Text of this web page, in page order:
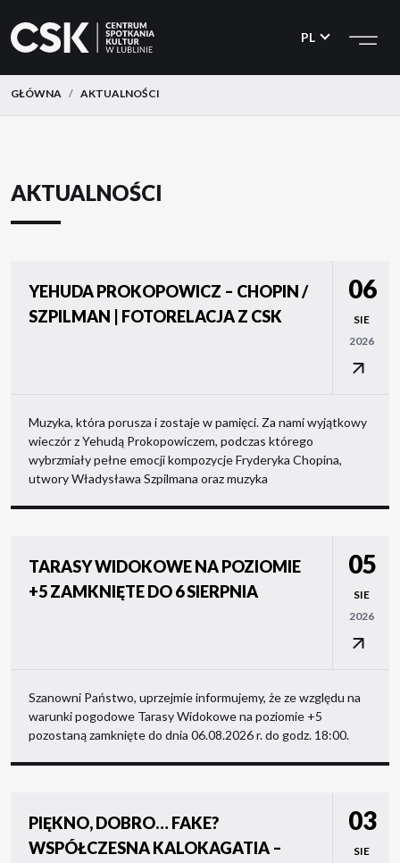
CSK
do
menu
do
treści
PL
GŁÓWNA AKTUALNOŚCI
AKTUALNOŚCI
YEHUDA PROKOPOWICZ – CHOPIN /
SZPILMAN | FOTORELACJA Z CSK
06
SIE
2026
Muzyka, która porusza i zostaje w pamięci. Za nami wyjątkowy
wieczór z Yehudą Prokopowiczem, podczas którego
wybrzmiały pełne emocji kompozycje Fryderyka Chopina,
utwory Władysława Szpilmana oraz muzyka
TARASY WIDOKOWE NA POZIOMIE
+5 ZAMKNIĘTE DO 6 SIERPNIA
05
SIE
2026
Szanowni Państwo, uprzejmie informujemy, że ze względu na
warunki pogodowe Tarasy Widokowe na poziomie +5
pozostaną zamknięte do dnia 06.08.2026 r. do godz. 18:00.
PIĘKNO, DOBRO… FAKE?
WSPÓŁCZESNA KALOKAGATIA –
03
SIE